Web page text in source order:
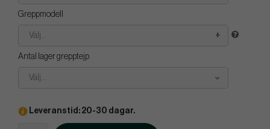
Greppmodell
Välj...
Antal lager grepptejp
Välj...
Leveranstid: 20-30 dagar.